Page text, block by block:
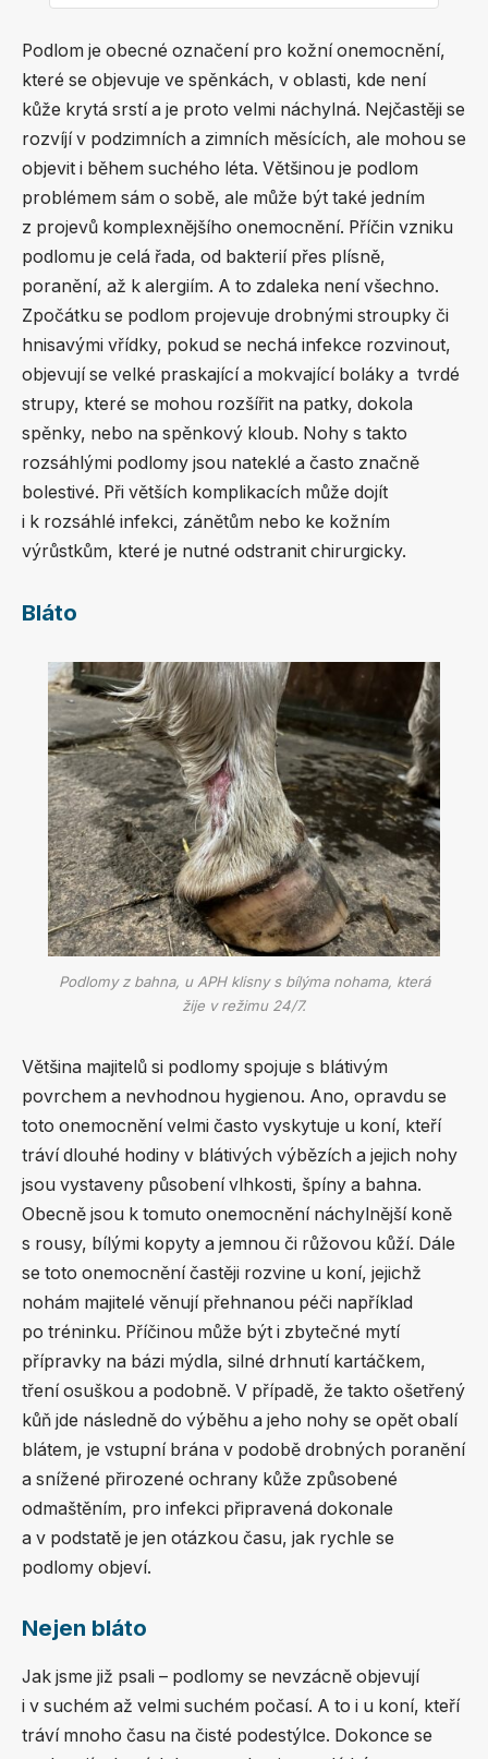
Podlom je obecné označení pro kožní onemocnění,
které se objevuje ve spěnkách, v oblasti, kde není
kůže krytá srstí a je proto velmi náchylná. Nejčastěji se
rozvíjí v podzimních a zimních měsících, ale mohou se
objevit i během suchého léta. Většinou je podlom
problémem sám o sobě, ale může být také jedním
z projevů komplexnějšího onemocnění. Příčin vzniku
podlomu je celá řada, od bakterií přes plísně,
poranění, až k alergiím. A to zdaleka není všechno.
Zpočátku se podlom projevuje drobnými stroupky či
hnisavými vřídky, pokud se nechá infekce rozvinout,
objevují se velké praskající a mokvající boláky a tvrdé
strupy, které se mohou rozšířit na patky, dokola
spěnky, nebo na spěnkový kloub. Nohy s takto
rozsáhlými podlomy jsou nateklé a často značně
bolestivé. Při větších komplikacích může dojít
i k rozsáhlé infekci, zánětům nebo ke kožním
výrůstkům, které je nutné odstranit chirurgicky.
Bláto
Podlomy z bahna, u APH klisny s bílýma nohama, která
žije v režimu 24/7.
Většina majitelů si podlomy spojuje s blátivým
povrchem a nevhodnou hygienou. Ano, opravdu se
toto onemocnění velmi často vyskytuje u koní, kteří
tráví dlouhé hodiny v blátivých výbězích a jejich nohy
jsou vystaveny působení vlhkosti, špíny a bahna.
Obecně jsou k tomuto onemocnění náchylnější koně
s rousy, bílými kopyty a jemnou či růžovou kůží. Dále
se toto onemocnění častěji rozvine u koní, jejichž
nohám majitelé věnují přehnanou péči například
po tréninku. Příčinou může být i zbytečné mytí
přípravky na bázi mýdla, silné drhnutí kartáčkem,
tření osuškou a podobně. V případě, že takto ošetřený
kůň jde následně do výběhu a jeho nohy se opět obalí
blátem, je vstupní brána v podobě drobných poranění
a snížené přirozené ochrany kůže způsobené
odmaštěním, pro infekci připravená dokonale
a v podstatě je jen otázkou času, jak rychle se
podlomy objeví.
Nejen bláto
Jak jsme již psali – podlomy se nevzácně objevují
i v suchém až velmi suchém počasí. A to i u koní, kteří
tráví mnoho času na čisté podestýlce. Dokonce se